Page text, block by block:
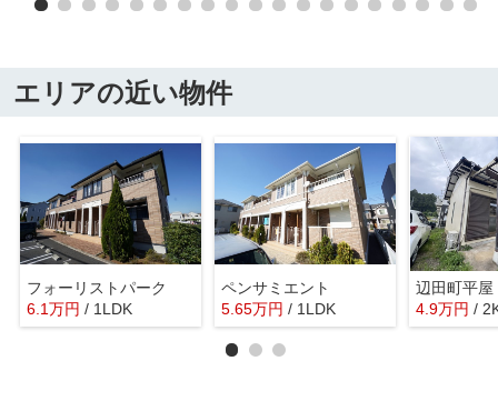
エリアの近い物件
フォーリストパーク
6.1万円 / 1LDK
ペンサミエント
5.65万円 / 1LDK
辺田町平屋
4.9万円 /